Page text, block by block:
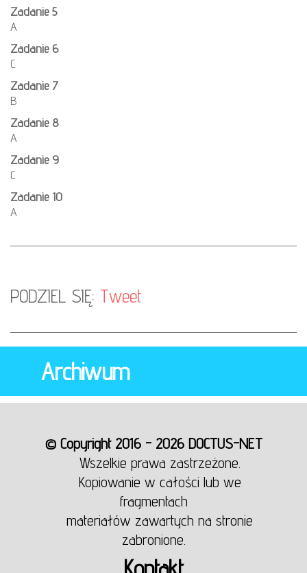
Zadanie 5
A
Zadanie 6
C
Zadanie 7
B
Zadanie 8
A
Zadanie 9
C
Zadanie 10
A
PODZIEL SIĘ: Tweet
Archiwum
© Copyright 2016 - 2026 DOCTUS-NET
Wszelkie prawa zastrzeżone.
Kopiowanie w całości lub we
fragmentach
materiałów zawartych na stronie
zabronione.